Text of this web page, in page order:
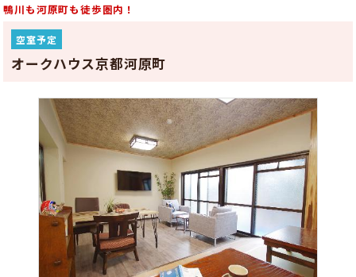
鴨川も河原町も徒歩圏内！
空室予定
オークハウス京都河原町